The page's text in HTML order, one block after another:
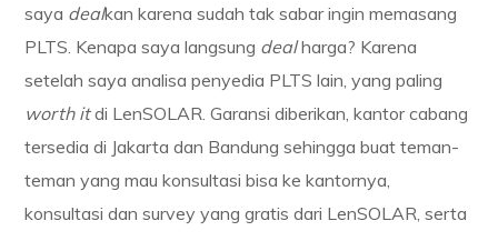
saya dealkan karena sudah tak sabar ingin memasang
PLTS. Kenapa saya langsung dealharga? Karena
setelah saya analisa penyedia PLTS lain, yang paling
worth itdi LenSOLAR. Garansi diberikan, kantor cabang
tersedia di Jakarta dan Bandung sehingga buat teman-
teman yang mau konsultasi bisa ke kantornya,
konsultasi dan survey yang gratis dari LenSOLAR, serta